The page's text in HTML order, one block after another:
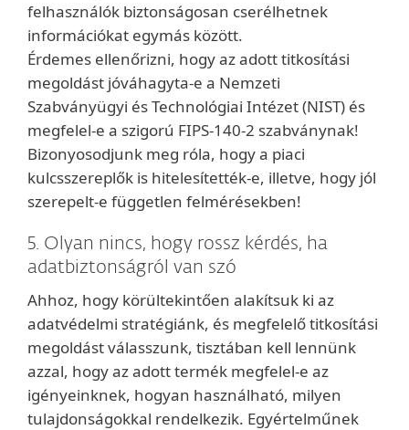
felhasználók biztonságosan cserélhetnek
információkat egymás között.
Érdemes ellenőrizni, hogy az adott titkosítási
megoldást jóváhagyta-e a Nemzeti
Szabványügyi és Technológiai Intézet (NIST) és
megfelel-e a szigorú FIPS-140-2 szabványnak!
Bizonyosodjunk meg róla, hogy a piaci
kulcsszereplők is hitelesítették-e, illetve, hogy jól
szerepelt-e független felmérésekben!
5. Olyan nincs, hogy rossz kérdés, ha
adatbiztonságról van szó
Ahhoz, hogy körültekintően alakítsuk ki az
adatvédelmi stratégiánk, és megfelelő titkosítási
megoldást válasszunk, tisztában kell lennünk
azzal, hogy az adott termék megfelel-e az
igényeinknek, hogyan használható, milyen
tulajdonságokkal rendelkezik. Egyértelműnek